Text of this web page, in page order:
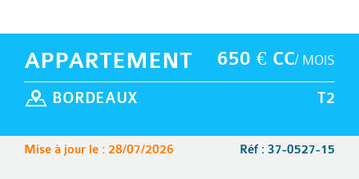
650 € CC/ MOIS
APPARTEMENT
T2
BORDEAUX
Réf : 37-0527-15
Mise à jour le : 28/07/2026